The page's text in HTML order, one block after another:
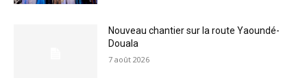
Nouveau chantier sur la route Yaoundé-
Douala
7 août 2026